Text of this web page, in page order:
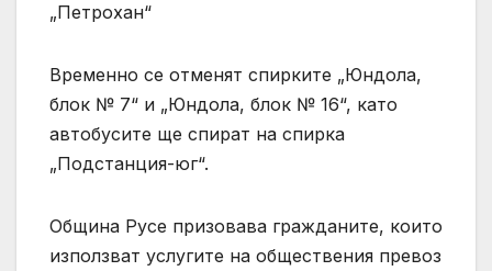
„Петрохан“
Временно се отменят спирките „Юндола,
блок № 7“ и „Юндола, блок № 16“, като
автобусите ще спират на спирка
„Подстанция-юг“.
Община Русе призовава гражданите, които
използват услугите на обществения превоз